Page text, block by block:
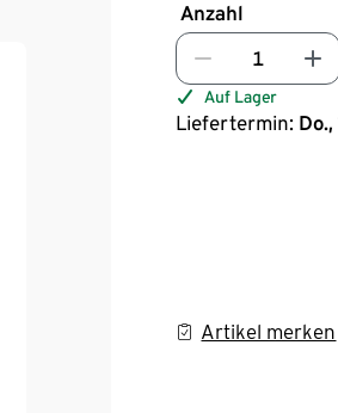
Anzahl
Auf Lager
Liefertermin:
Artikel merken